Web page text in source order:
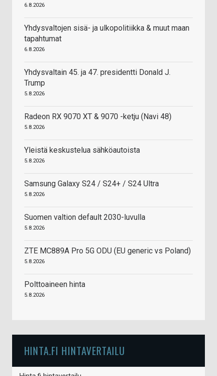
6.8.2026
Yhdysvaltojen sisä- ja ulkopolitiikka & muut maan
tapahtumat
6.8.2026
Yhdysvaltain 45. ja 47. presidentti Donald J.
Trump
5.8.2026
Radeon RX 9070 XT & 9070 -ketju (Navi 48)
5.8.2026
Yleistä keskustelua sähköautoista
5.8.2026
Samsung Galaxy S24 / S24+ / S24 Ultra
5.8.2026
Suomen valtion default 2030-luvulla
5.8.2026
ZTE MC889A Pro 5G ODU (EU generic vs Poland)
5.8.2026
Polttoaineen hinta
5.8.2026
HINTA.FI HINTAVERTAILU